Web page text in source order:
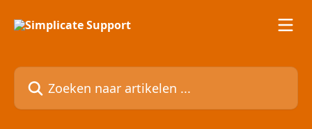
Zoeken naar artikelen ...